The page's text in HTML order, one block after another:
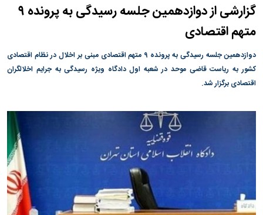
گزارشی از دوازدهمین جلسه رسیدگی به پرونده ۹
متهم اقتصادی
دوازدهمین جلسه رسیدگی به پرونده ۹ متهم اقتصادی مبنی بر اخلال در نظام اقتصادی
کشور به ریاست قاضی موحد در شعبه اول دادگاه ویژه رسیدگی به جرایم اخلالگران
اقتصادی برگزار شد.